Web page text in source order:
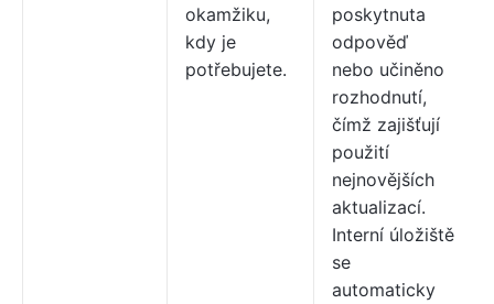
okamžiku,
kdy je
potřebujete.
poskytnuta
odpověď
nebo učiněno
rozhodnutí,
čímž zajišťují
použití
nejnovějších
aktualizací.
Interní úložiště
se
automaticky